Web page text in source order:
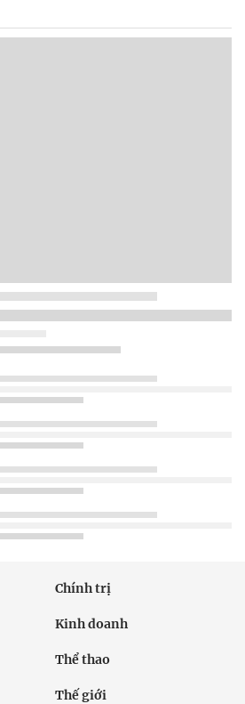
Chính trị
Kinh doanh
Thể thao
Thế giới